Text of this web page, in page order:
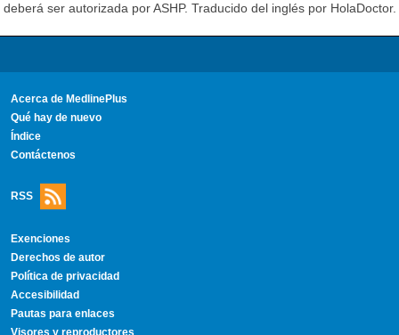
deberá ser autorizada por ASHP. Traducido del inglés por HolaDoctor.
Acerca de MedlinePlus
Qué hay de nuevo
Índice
Contáctenos
RSS
Exenciones
Derechos de autor
Política de privacidad
Accesibilidad
Pautas para enlaces
Visores y reproductores